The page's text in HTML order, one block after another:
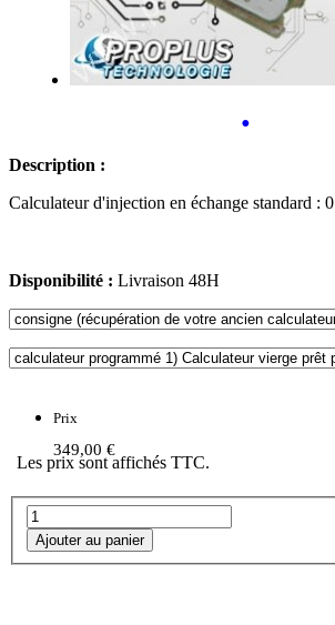
•
Description :
Calculateur d'injection en échange standard :
Disponibilité : Livraison 48H
Prix
349,00 €
Les prix sont affichés TTC.